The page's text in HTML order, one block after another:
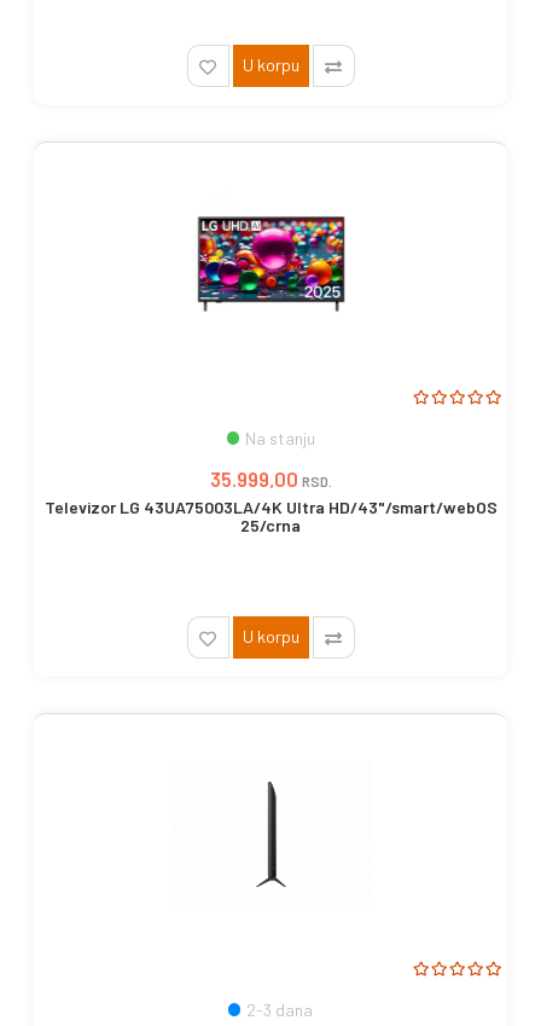
U korpu
Na stanju
35.999,00 RSD.
Televizor LG 43UA75003LA/4K Ultra HD/43"/smart/webOS
25/crna
U korpu
2-3 dana